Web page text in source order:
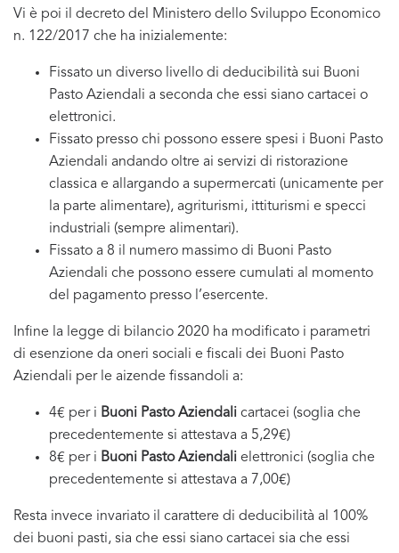
Vi è poi il decreto del Ministero dello Sviluppo Economico
n. 122/2017 che ha inizialemente:
Fissato un diverso livello di deducibilità sui Buoni
Pasto Aziendali a seconda che essi siano cartacei o
elettronici.
Fissato presso chi possono essere spesi i Buoni Pasto
Aziendali andando oltre ai servizi di ristorazione
classica e allargando a supermercati (unicamente per
la parte alimentare), agriturismi, ittiturismi e specci
industriali (sempre alimentari).
Fissato a 8 il numero massimo di Buoni Pasto
Aziendali che possono essere cumulati al momento
del pagamento presso l’esercente.
Infine la legge di bilancio 2020 ha modificato i parametri
di esenzione da oneri sociali e fiscali dei Buoni Pasto
Aziendali per le aizende fissandoli a:
4€ per i Buoni Pasto Aziendali cartacei (soglia che
precedentemente si attestava a 5,29€)
8€ per i Buoni Pasto Aziendali elettronici (soglia che
precedentemente si attestava a 7,00€)
Resta invece invariato il carattere di deducibilità al 100%
dei buoni pasti, sia che essi siano cartacei sia che essi